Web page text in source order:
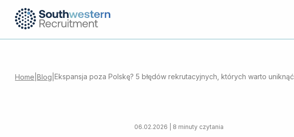
Home Blog Ekspansja poza Polskę? 5 błędów rekrutacyjnych, których warto uniknąć
06.02.2026 | 8 minuty czytania